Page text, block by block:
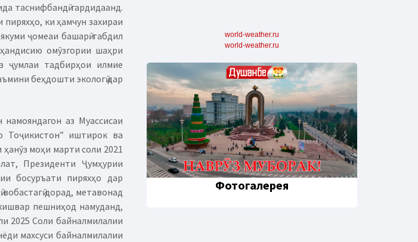
таснифбандӣ гардидаанд.
ки ҳамчун захираи
ҷомеаи башарӣ табдил
омӯзгории шаҳри
ҷумлаи тадбирҳои илмие
беҳдошти экологӣ дар
аз Муассисаи
Тоҷикистон” иштирок ва
моҳи марти соли 2021
Президенти Ҷумҳурии
босуръати пиряхҳо дар
дорад, метавонад
пешниҳод намуданд,
2025 Соли байналмилалии
махсуси байналмилалии
world-weather.ru
world-weather.ru
Фотогалерея